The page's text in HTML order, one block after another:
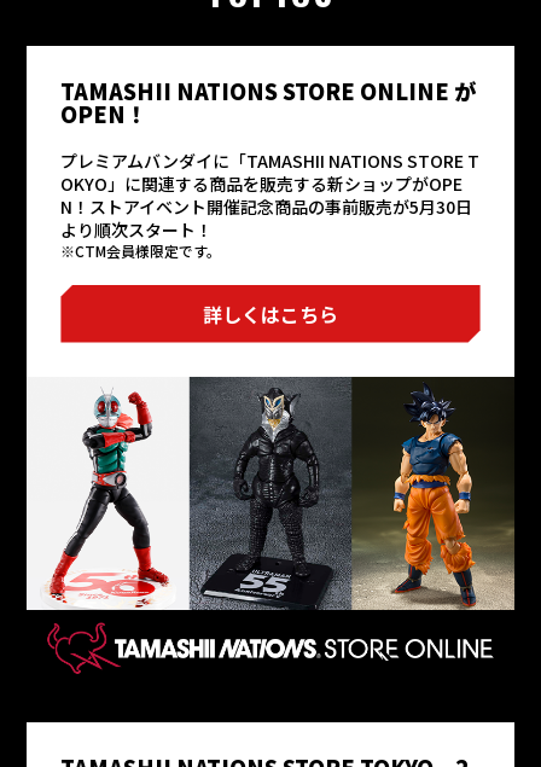
TAMASHII NATIONS STORE ONLINE が
OPEN！
プレミアムバンダイに「TAMASHII NATIONS STORE T
OKYO」に関連する商品を販売する新ショップがOPE
N！ストアイベント開催記念商品の事前販売が5月30日
より順次スタート！
※CTM会員様限定です。
詳しくはこちら